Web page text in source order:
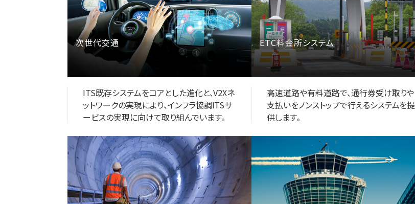
次世代交通
ITS既存システムをコアとした進化と、V2Xネ
ットワークの実現により、インフラ協調ITSサ
ービスの実現に向けて取り組んでいます。
ETC料金所システム
高速道路や有料道路で、通行券受け取りや
支払いをノンストップで行えるシステムを提
供します。